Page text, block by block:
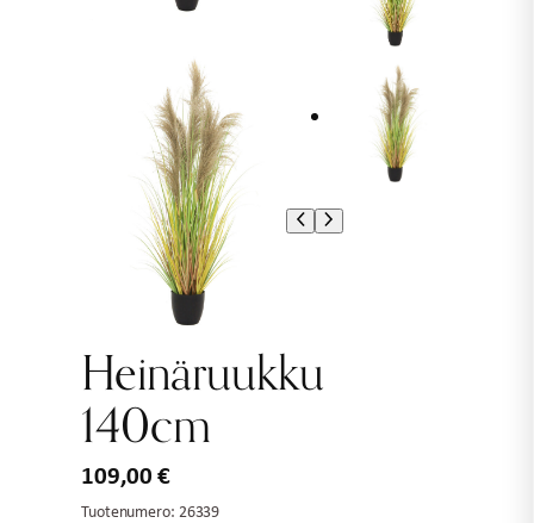
Heinäruukku
140cm
109,00€
Tuotenumero: 26339